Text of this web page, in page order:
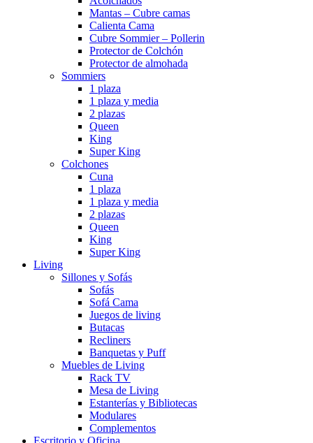
Mantas – Cubre camas
Calienta Cama
Cubre Sommier – Pollerin
Protector de Colchón
Protector de almohada
Sommiers
1 plaza
1 plaza y media
2 plazas
Queen
King
Super King
Colchones
Cuna
1 plaza
1 plaza y media
2 plazas
Queen
King
Super King
Living
Sillones y Sofás
Sofás
Sofá Cama
Juegos de living
Butacas
Recliners
Banquetas y Puff
Muebles de Living
Rack TV
Mesa de Living
Estanterías y Bibliotecas
Modulares
Complementos
Escritorio y Oficina